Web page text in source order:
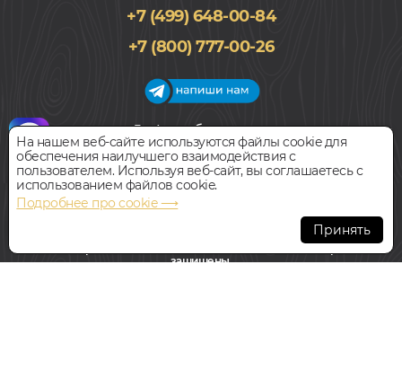
+7 (499) 648-00-84
+7 (800) 777-00-26
График работы салона
Пн-Вс с 09:00 до 21:00
Наш адрес:127018, г. Москва,
ул.Складочная, д.1, строение 9
Всегда свободная парковка
защищены.
На нашем веб-сайте используются файлы cookie для
обеспечения наилучшего взаимодействия с
пользователем. Используя веб-сайт, вы соглашаетесь с
использованием файлов cookie.
Подробнее про cookie ⟶
Принять